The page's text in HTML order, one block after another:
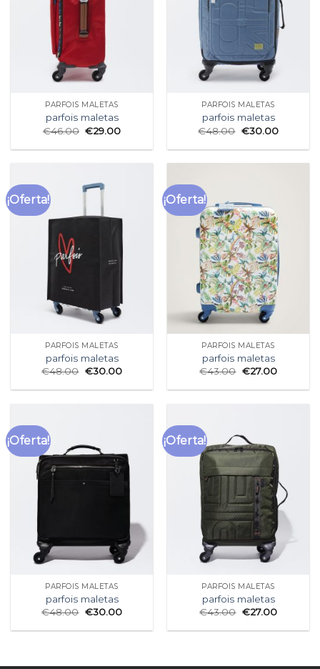
PARFOIS MALETAS
parfois maletas
€46.00 €29.00
PARFOIS MALETAS
parfois maletas
€48.00 €30.00
¡Oferta!
PARFOIS MALETAS
parfois maletas
€48.00 €30.00
¡Oferta!
PARFOIS MALETAS
parfois maletas
€43.00 €27.00
¡Oferta!
PARFOIS MALETAS
parfois maletas
€48.00 €30.00
¡Oferta!
PARFOIS MALETAS
parfois maletas
€43.00 €27.00